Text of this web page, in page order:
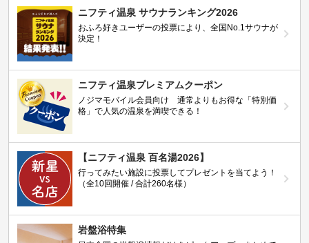
ニフティ温泉 サウナランキング2026
おふろ好きユーザーの投票により、全国No.1サウナが
決定！
ニフティ温泉プレミアムクーポン
ノジマモバイル会員向け 通常よりもお得な「特別価
格」で人気の温泉を満喫できる！
【ニフティ温泉 百名湯2026】
行ってみたい施設に投票してプレゼントを当てよう！
（全10回開催 / 合計260名様）
岩盤浴特集